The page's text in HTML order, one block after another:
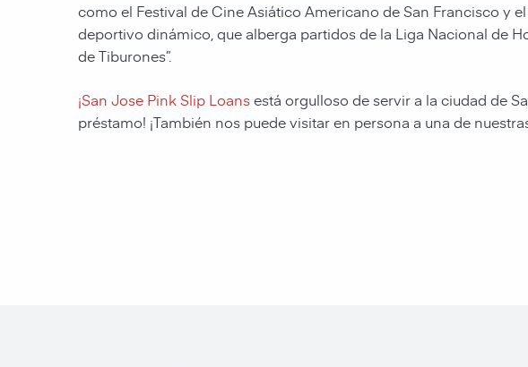
como el Festival de Cine Asiático Americano de San Francisco y
deportivo dinámico, que alberga partidos de la Liga Nacional de
de Tiburones”.
¡San Jose Pink Slip Loansestá orgulloso de servir a la ciudad de
préstamo! ¡También nos puede visitar en persona a una de